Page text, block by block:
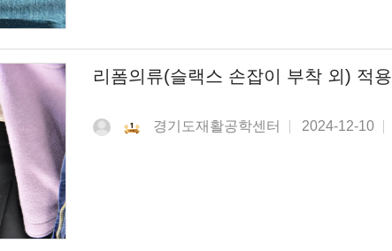
리폼의류(슬랙스 손잡이 부착 외) 적용
경기도재활공학센터 2024-12-10